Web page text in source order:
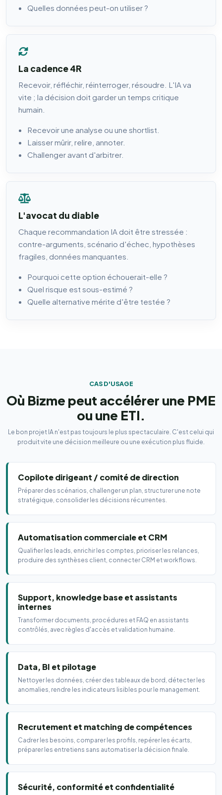
Quelles données peut-on utiliser ?
La cadence 4R
Recevoir, réfléchir, réinterroger, résoudre. L'IA va
vite ; la décision doit garder un temps critique
humain.
Recevoir une analyse ou une shortlist.
Laisser mûrir, relire, annoter.
Challenger avant d'arbitrer.
L'avocat du diable
Chaque recommandation IA doit être stressée :
contre-arguments, scénario d'échec, hypothèses
fragiles, données manquantes.
Pourquoi cette option échouerait-elle ?
Quel risque est sous-estimé ?
Quelle alternative mérite d'être testée ?
CAS D'USAGE
Où Bizme peut accélérer une PME
ou une ETI.
Le bon projet IA n'est pas toujours le plus spectaculaire. C'est celui qui
produit vite une décision meilleure ou une exécution plus fluide.
Copilote dirigeant / comité de direction
Préparer des scénarios, challenger un plan, structurer une note
stratégique, consolider les décisions récurrentes.
Automatisation commerciale et CRM
Qualifier les leads, enrichir les comptes, prioriser les relances,
produire des synthèses client, connecter CRM et workflows.
Support, knowledge base et assistants
internes
Transformer documents, procédures et FAQ en assistants
contrôlés, avec règles d'accès et validation humaine.
Data, BI et pilotage
Nettoyer les données, créer des tableaux de bord, détecter les
anomalies, rendre les indicateurs lisibles pour le management.
Recrutement et matching de compétences
Cadrer les besoins, comparer les profils, repérer les écarts,
préparer les entretiens sans automatiser la décision finale.
Sécurité, conformité et confidentialité